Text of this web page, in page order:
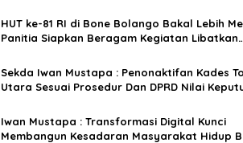
i
p
o
s
HUT ke-81 RI di Bone Bolango Bakal Lebih
Panitia Siapkan Beragam Kegiatan Libatkan
Sekda Iwan Mustapa : Penonaktifan Kades
Utara Sesuai Prosedur Dan DPRD Nilai
Iwan Mustapa : Transformasi Digital Kunci
Membangun Kesadaran Masyarakat Hidup